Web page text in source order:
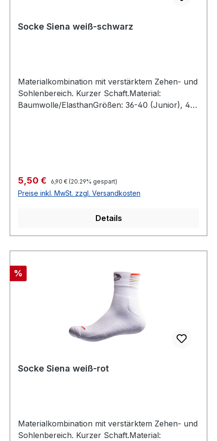
Socke Siena weiß-schwarz
Materialkombination mit verstärktem Zehen- und
Sohlenbereich. Kurzer Schaft.Material:
Baumwolle/ElasthanGrößen: 36-40 (Junior), 41-
Verkaufspreis:
5,50 € Regulärer Preis:
6,90 € (20.29% gespart)
Preise inkl. MwSt. zzgl. Versandkosten
Details
Rabatt
%
Socke Siena weiß-rot
Materialkombination mit verstärktem Zehen- und
Sohlenbereich. Kurzer Schaft.Material: